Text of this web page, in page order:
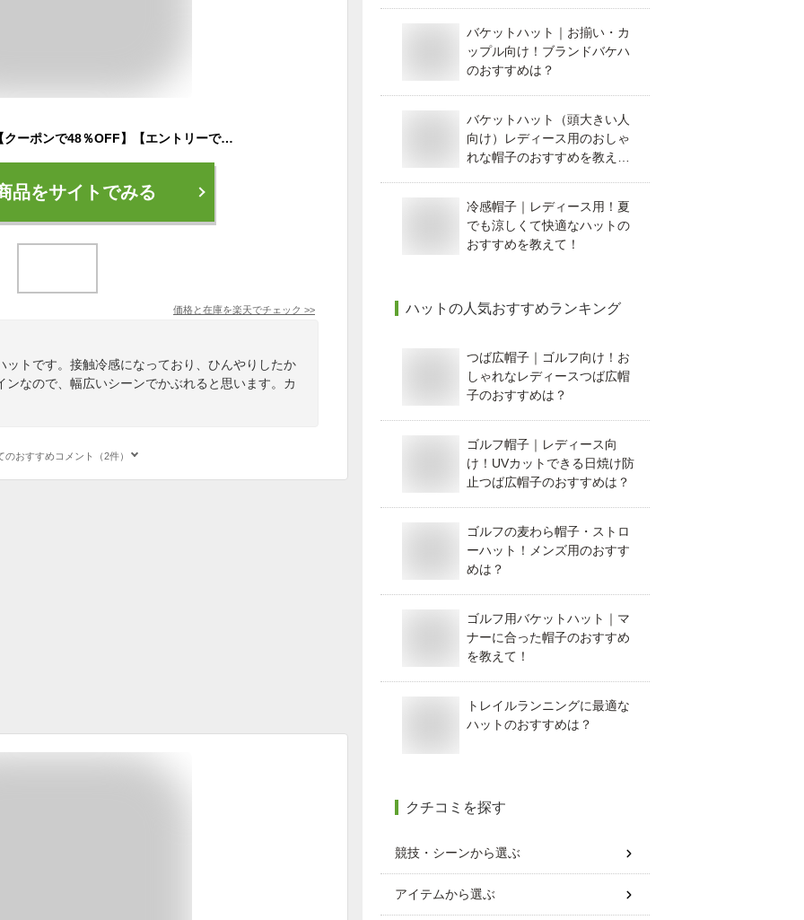
8/12 0:00-8/23 9:59【クーポンで48％OFF】【エントリーで最大P10倍 対象商品】帽子 レディース 大きいサイズ 完全遮光 遮光100% UVカット バケットハット バケハ かぶーる日傘 接触冷感 夏 涼しい 春夏 母の日 プレゼント 56-63cm 【綿バケットハット】 gim
品をサイトでみる
価格と在庫を楽天でチェック >>
ットです。接触冷感になっており、ひんやりしたか
なので、幅広いシーンでかぶれると思います。カ
のおすすめコメント（2件）
バケットハット｜お揃い・カ
ップル向け！ブランドバケハ
のおすすめは？
バケットハット（頭大きい人
向け）レディース用のおしゃ
れな帽子のおすすめを教え
冷感帽子｜レディース用！夏
でも涼しくて快適なハットの
おすすめを教えて！
ハット の人気おすすめランキング
つば広帽子｜ゴルフ向け！お
しゃれなレディースつば広帽
子のおすすめは？
ゴルフ帽子｜レディース向
け！UVカットできる日焼け防
止つば広帽子のおすすめは？
ゴルフの麦わら帽子・ストロ
ーハット！メンズ用のおすす
めは？
ゴルフ用バケットハット｜マ
ナーに合った帽子のおすすめ
を教えて！
トレイルランニングに最適な
ハットのおすすめは？
クチコミを探す
競技・シーンから選ぶ
アイテムから選ぶ